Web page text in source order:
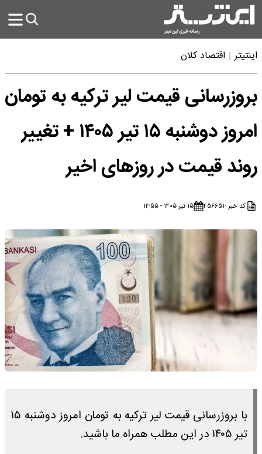
اینتیتر اقتصاد کلان
بروزرسانی قیمت لیر ترکیه به تومان
امروز دوشنبه ۱۵ تیر ۱۴۰۵ + تغییر
روند قیمت در روزهای اخیر
کد خبر :۴۵۶۶۵۱ ۱۵ تیر ۱۴۰۵ - ۱۲:۵۵
با بروزرسانی قیمت لیر ترکیه به تومان امروز دوشنبه ۱۵
تیر ۱۴۰۵ در این مطلب همراه ما باشید.